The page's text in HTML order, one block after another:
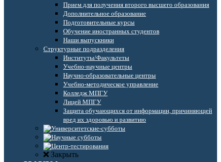
Прием для получения второго высшего образования
Дополнительное образование
Подготовительные курсы
Обучение иностранных студентов
Наши выпускники
Структурные подразделения
Институты/Факультеты
Учебно-научные центры
Научно-образовательные центры
Учебно-методическое управление
Колледж МПГУ
Лицей МПГУ
Защита обучающихся от информации, причиняющей
вред их здоровью и развитию
Закрыть